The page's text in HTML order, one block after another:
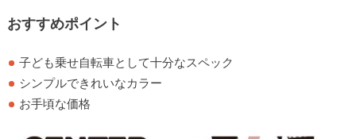
おすすめポイント
子ども乗せ自転車として十分なスペック
シンプルできれいなカラー
お手頃な価格